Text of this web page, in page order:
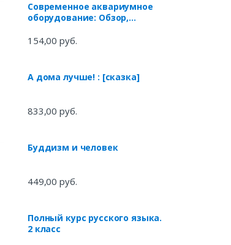
Современное аквариумное
оборудование: Обзор,
применения
154,00 руб.
А дома лучше! : [сказка]
833,00 руб.
Буддизм и человек
449,00 руб.
Полный курс русского языка.
2 класс